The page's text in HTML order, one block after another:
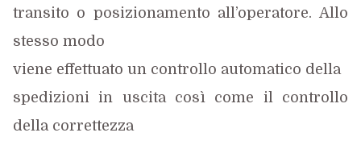
transito o posizionamento all’operatore. Allo
stesso modo
viene effettuato un controllo automatico della
spedizioni in uscita così come il controllo
della correttezza